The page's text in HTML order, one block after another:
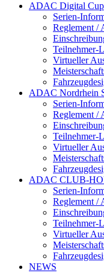
ADAC Digital Cup
Serien-
Reglement /
Teilnehmer-
Virtueller
ADAC Nordrhein
Serien-
Reglement /
Teilnehmer-
Virtueller
ADAC CLUB-
Serien-
Reglement /
Teilnehmer-
Virtueller
NEWS